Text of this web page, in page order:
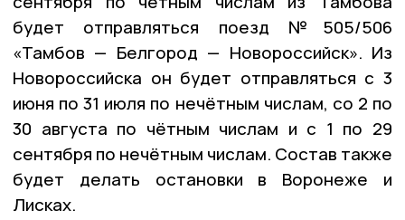
будет отправляться поезд №505/506
«Тамбов — Белгород — Новороссийск». Из
Новороссийска он будет отправляться с 3
июня по 31 июля по нечётным числам, со 2 по
30 августа по чётным числам и с 1 по 29
сентября по нечётным числам. Состав также
будет делать остановки в Воронеже и
Лисках.